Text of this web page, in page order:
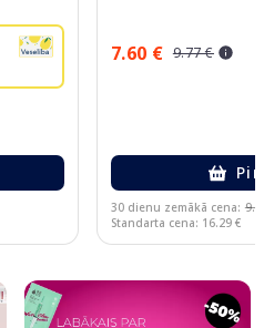
7.60 € 9.77 €
30 dienu zemākā cena:
Standarta cena: 16.29 €